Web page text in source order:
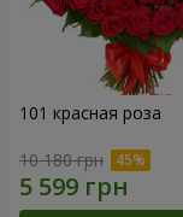
101 красная роза
10 180 грн